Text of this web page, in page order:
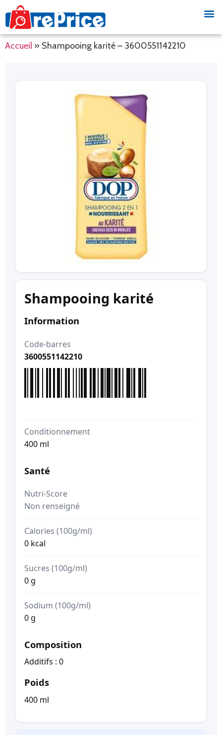
Accueil » Shampooing karité – 3600551142210
Shampooing karité
Information
Code-barres
3600551142210
Conditionnement
400 ml
Santé
Nutri-Score
Non renseigné
Calories (100g/ml)
0 kcal
Sucres (100g/ml)
0 g
Sodium (100g/ml)
0 g
Composition
Additifs : 0
Poids
400 ml